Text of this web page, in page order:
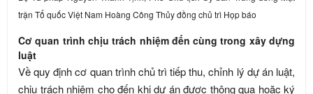
trận Tổ quốc Việt Nam Hoàng Công Thủy đồng chủ trì Họp báo
Cơ quan trình chịu trách nhiệm đến cùng trong xây dựng
luật
Về quy định cơ quan trình chủ trì tiếp thu, chỉnh lý dự án luật,
chịu trách nhiệm cho đến khi dự án được thông qua hoặc ký